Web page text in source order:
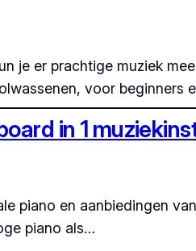
je er prachtige muziek
voor beginners
in 1
piano en aanbiedingen
piano als…